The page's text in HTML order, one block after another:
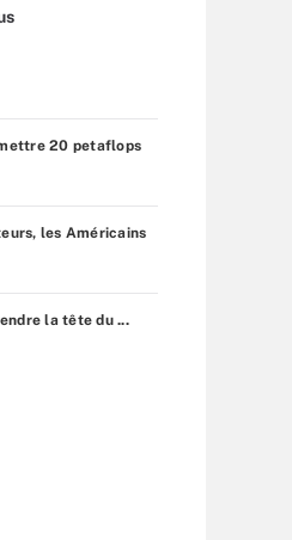
20 petaflops
les Américains
la tête du ...